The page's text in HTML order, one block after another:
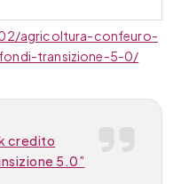
agricoltura-confeuro-
transizione-5-0/
credito
5.0”